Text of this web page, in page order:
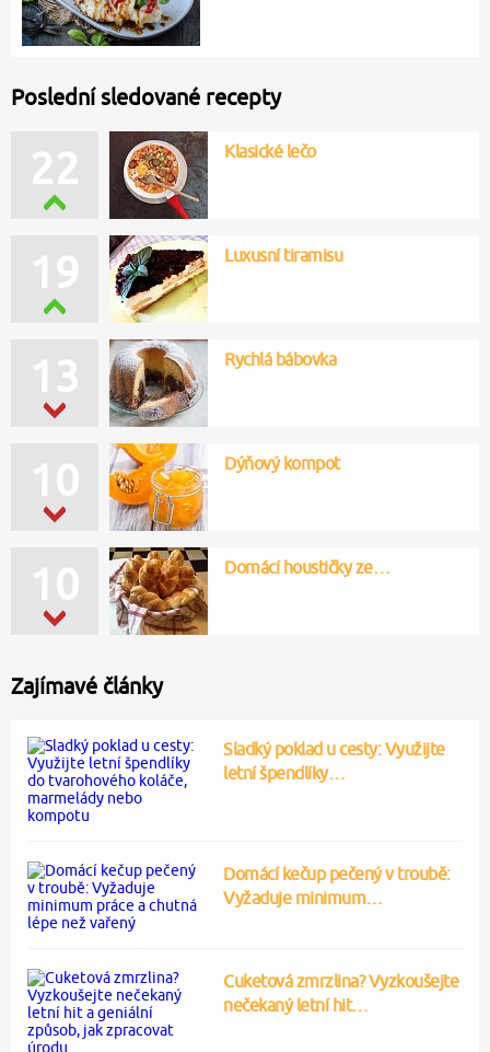
Poslední sledované recepty
22 Klasické lečo
13 Rychlá bábovka
19 Luxusní tiramisu
10 Dýňový kompot
10 Domácí houstičky ze…
Zajímavé články
Sladký poklad u cesty: Využijte
letní špendlíky…
Domácí kečup pečený v troubě:
Vyžaduje minimum…
Cuketová zmrzlina? Vyzkoušejte
nečekaný letní hit…